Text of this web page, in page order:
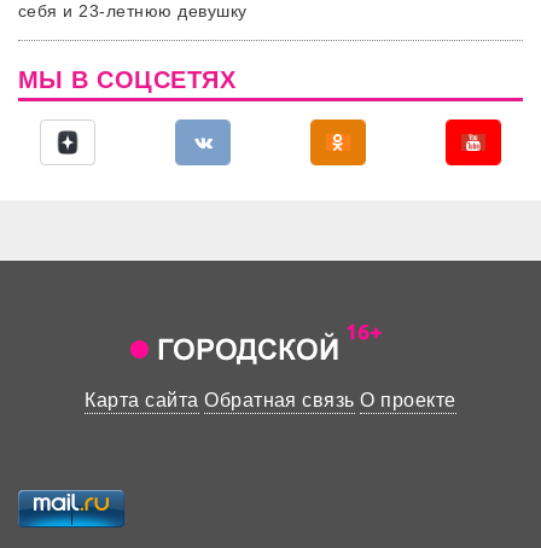
себя и 23-летнюю девушку
МЫ В СОЦСЕТЯХ
Карта сайта Обратная связь О проекте